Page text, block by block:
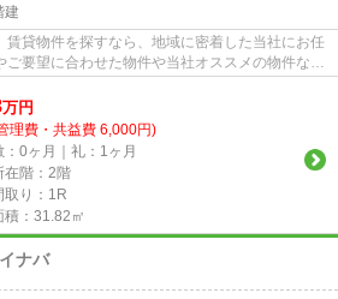
建
賃貸物件を探すなら、地域に密着した当社にお任
要望に合わせた物件や当社オススメの物件な
万円
理費・共益費 6,000円)
：0ヶ月｜礼：1ヶ月
在階：2階
取り：1R
積：31.82㎡
ナバ